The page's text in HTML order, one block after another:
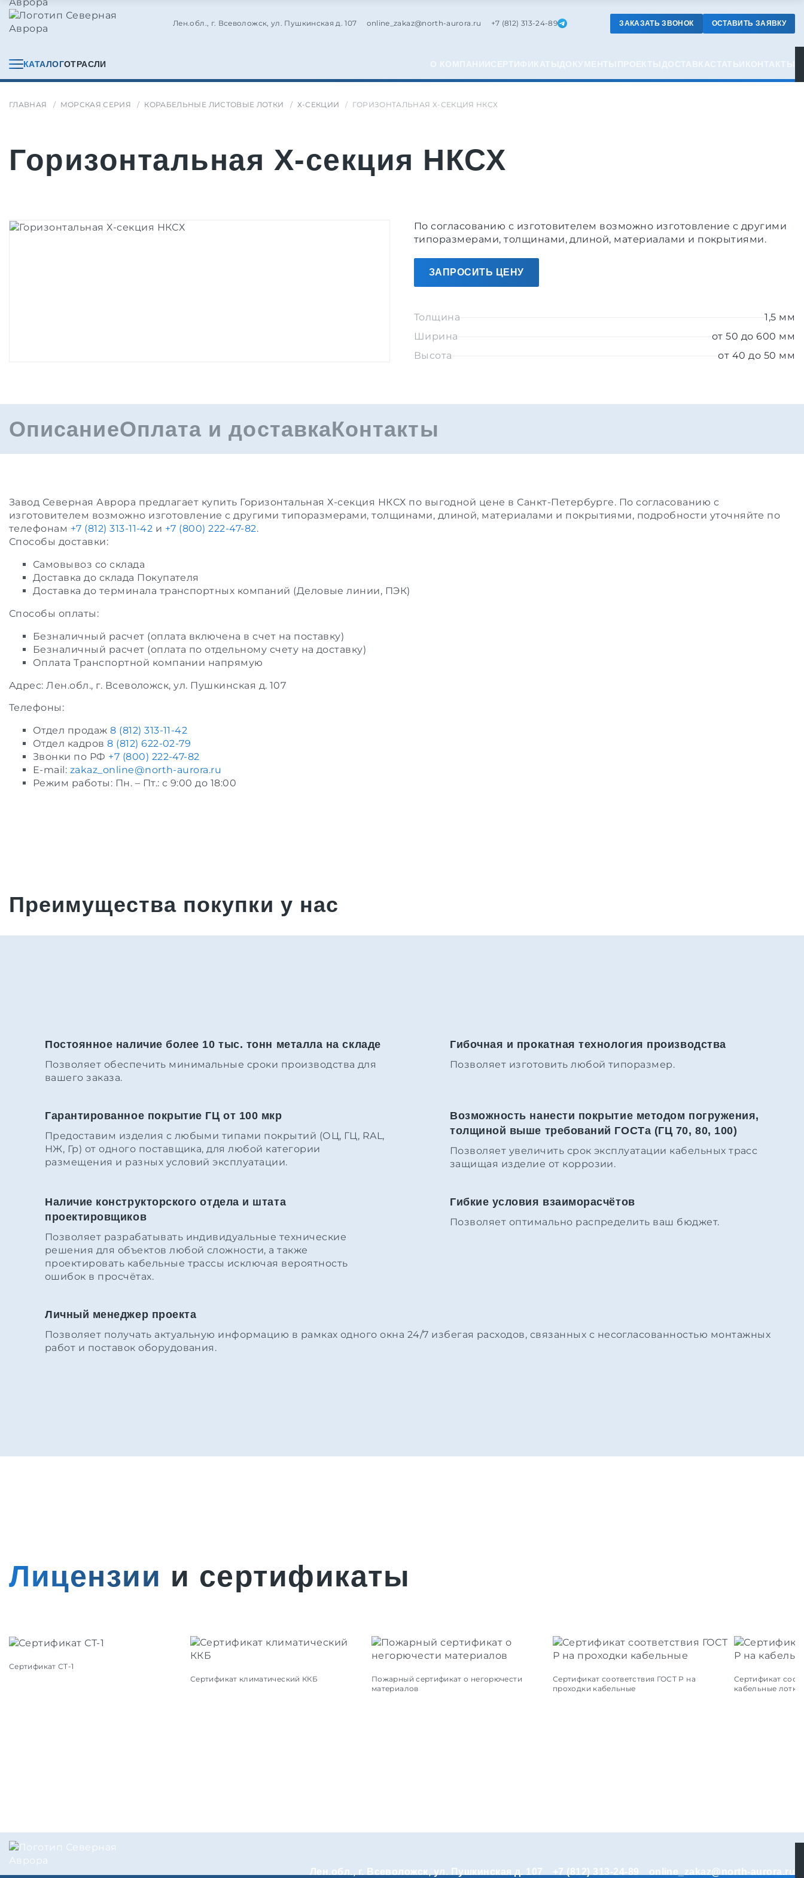
Лен.обл., г. Всеволожск, ул. Пушкинская д. 107 online_zakaz@north-aurora.ru +7 (812) 313-24-89 ЗАКАЗАТЬ ЗВОНОК ОСТАВИТЬ ЗАЯВКУ
КАТАЛОГОТРАСЛИ О КОМПАНИИСЕРТИФИКАТЫ ДОКУМЕНТЫ ПРОЕКТЫ ДОСТАВКАСТАТЬИКОНТАКТЫ
ГЛАВНАЯ МОРСКАЯ СЕРИЯ КОРАБЕЛЬНЫЕ ЛИСТОВЫЕ ЛОТКИ Х-СЕКЦИИ ГОРИЗОНТАЛЬНАЯ Х-СЕКЦИЯ НКСХ
Горизонтальная Х-секция НКСХ
По согласованию с изготовителем возможно изготовление с другими
типоразмерами, толщинами, длиной, материалами и покрытиями.
ЗАПРОСИТЬ ЦЕНУ
Толщина
1,5 мм
Ширина
от 50 до 600 мм
Высота
от 40 до 50 мм
ОписаниеОплата и доставкаКонтакты
Завод Северная Аврора предлагает купить Горизонтальная Х-секция НКСХ по выгодной цене в Санкт-Петербурге. По согласованию с
изготовителем возможно изготовление с другими типоразмерами, толщинами, длиной, материалами и покрытиями, подробности уточняйте по
телефонам +7 (812) 313-11-42 и +7 (800) 222-47-82.
Способы доставки:
Самовывоз со склада
Доставка до склада Покупателя
Доставка до терминала транспортных компаний (Деловые линии, ПЭК)
Способы оплаты:
Безналичный расчет (оплата включена в счет на поставку)
Безналичный расчет (оплата по отдельному счету на доставку)
Оплата Транспортной компании напрямую
Адрес: Лен.обл., г. Всеволожск, ул. Пушкинская д. 107
Телефоны:
Отдел продаж8 (812) 313-11-42
Отдел кадров8 (812) 622-02-79
Звонки по РФ +7 (800) 222-47-82
E-mail: zakaz_online@north-aurora.ru
Режим работы: Пн. – Пт.: с 9:00 до 18:00
Преимущества покупки у нас
Постоянное наличие более 10 тыс. тонн металла на складе
Позволяет обеспечить минимальные сроки производства для
вашего заказа.
Гибочная и прокатная технология производства
Позволяет изготовить любой типоразмер.
Гарантированное покрытие ГЦ от 100 мкр
Предоставим изделия с любыми типами покрытий (ОЦ, ГЦ, RAL,
НЖ, Гр) от одного поставщика, для любой категории
размещения и разных условий эксплуатации.
Возможность нанести покрытие методом погружения,
толщиной выше требований ГОСТа (ГЦ 70, 80, 100)
Позволяет увеличить срок эксплуатации кабельных трасс
защищая изделие от коррозии.
Наличие конструкторского отдела и штата
проектировщиков
Позволяет разрабатывать индивидуальные технические
решения для объектов любой сложности, а также
проектировать кабельные трассы исключая вероятность
ошибок в просчётах.
Гибкие условия взаиморасчётов
Позволяет оптимально распределить ваш бюджет.
Личный менеджер проекта
Позволяет получать актуальную информацию в рамках одного окна 24/7 избегая расходов, связанных с несогласованностью монтажных
работ и поставок оборудования.
Лицензии и сертификаты
Сертификат СТ-1
Сертификат климатический ККБ
Пожарный сертификат о негорючести
материалов
Сертификат соответствия ГОСТ Р на
проходки кабельные
Сертификат
кабельные лотки
Лен.обл., г. Всеволожск, ул. Пушкинская д. 107 +7 (812) 313-24-89 online_zakaz@north-aurora.ru